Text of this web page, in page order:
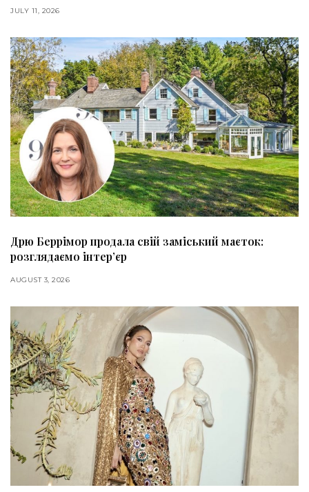
JULY 11, 2026
Дрю Беррімор продала свій заміський маєток:
розглядаємо інтер’єр
AUGUST 3, 2026